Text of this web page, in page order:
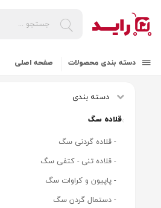
دسته بندی محصولات صفحه اصلی
دسته بندی
قلاده سگ
- قلاده گردنی سگ
- قلاده تنی - کتفی سگ
- پاپیون و کراوات سگ
- دستمال گردن سگ